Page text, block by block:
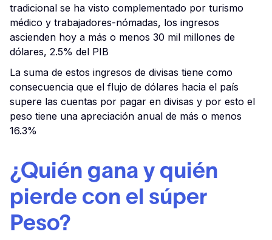
tradicional se ha visto complementado por turismo
médico y trabajadores-nómadas, los ingresos
ascienden hoy a más o menos 30 mil millones de
dólares, 2.5% del PIB
La suma de estos ingresos de divisas tiene como
consecuencia que el flujo de dólares hacia el país
supere las cuentas por pagar en divisas y por esto el
peso tiene una apreciación anual de más o menos
16.3%
¿Quién gana y quién
pierde con el súper
Peso?